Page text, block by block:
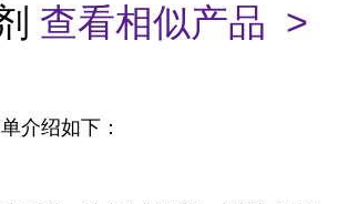
查看相似产品 >
介绍如下：